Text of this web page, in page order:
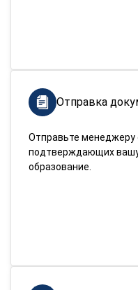
Отправка
Отправьте менеджеру
подтверждающих
образование.